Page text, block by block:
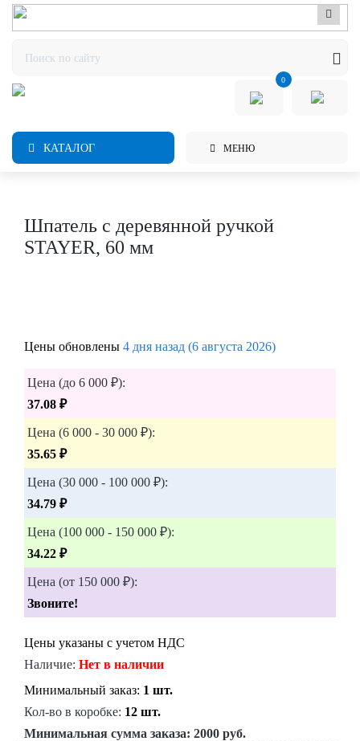
0
КАТАЛОГ МЕНЮ
Шпатель с деревянной ручкой
STAYER, 60 мм
Цены обновлены 4 дня назад (6 августа 2026)
Цена (до 6 000 ₽):
37.08 ₽
Цена (6 000 - 30 000 ₽):
35.65 ₽
Цена (30 000 - 100 000 ₽):
34.79 ₽
Цена (100 000 - 150 000 ₽):
34.22 ₽
Цена (от 150 000 ₽):
Звоните!
Цены указаны с учетом НДС
Наличие: Нет в наличии
Минимальный заказ: 1 шт.
Кол-во в коробке: 12 шт.
Минимальная сумма заказа: 2000 руб.